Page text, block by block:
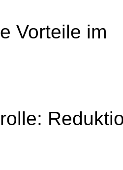
Vorteile im